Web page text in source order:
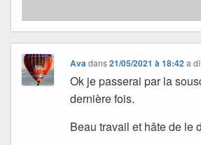
Ava dans21/05/2021 à 18:42 a
Ok je passerai par la
dernière fois.
Beau travail et hâte de le